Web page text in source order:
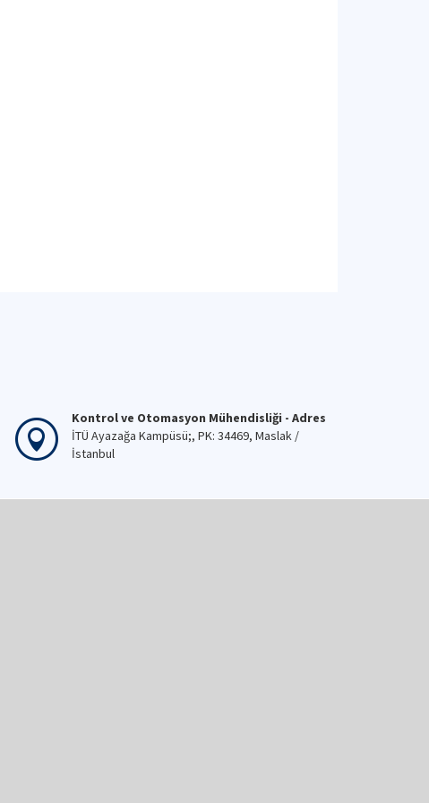
Kontrol ve Otomasyon Mühendisliği - Adres
İTÜ Ayazağa Kampüsü;, PK: 34469, Maslak /
İstanbul